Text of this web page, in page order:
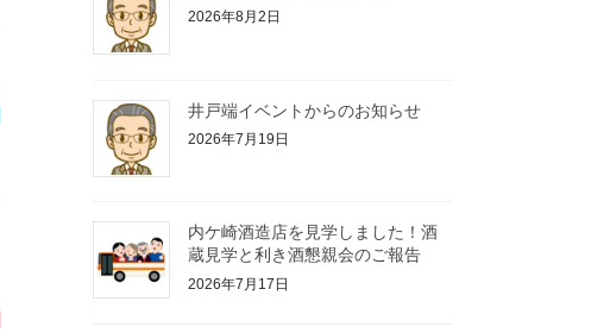
2026年8月2日
井戸端イベントからのお知らせ
2026年7月19日
内ケ崎酒造店を見学しました！酒
蔵見学と利き酒懇親会のご報告
2026年7月17日